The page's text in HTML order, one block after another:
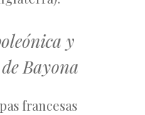
y
Bayona
francesas